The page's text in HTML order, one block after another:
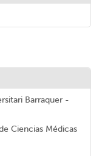
Barraquer -
Ciencias Médicas